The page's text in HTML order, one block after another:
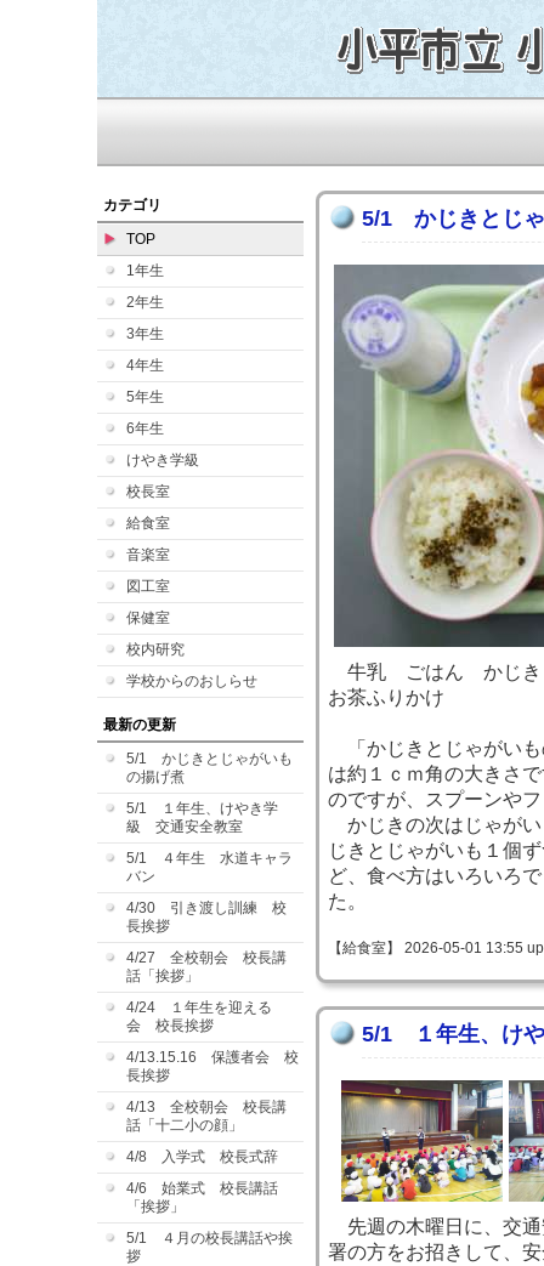
カテゴリ
TOP
1年生
2年生
3年生
4年生
5年生
6年生
けやき学級
校長室
給食室
音楽室
図工室
保健室
校内研究
学校からのおしらせ
最新の更新
5/1 かじきとじゃがいも
の揚げ煮
5/1 １年生、けやき学
級 交通安全教室
5/1 ４年生 水道キャラ
バン
4/30 引き渡し訓練 校
長挨拶
4/27 全校朝会 校長講
話「挨拶」
4/24 １年生を迎える
会 校長挨拶
4/13.15.16 保護者会 校
長挨拶
4/13 全校朝会 校長講
話「十二小の顔」
4/8 入学式 校長式辞
4/6 始業式 校長講話
「挨拶」
5/1 ４月の校長講話や挨
拶
5/1 かじきとじ
牛乳 ごはん かじき
お茶ふりかけ
「かじきとじゃがいも
は約１ｃｍ角の大きさ
のですが、スプーンや
かじきの次はじゃがい
じきとじゃがいも１個
ど、食べ方はいろいろ
た。
【給食室】 2026-05-01 13:55
5/1 １年生、け
先週の木曜日に、交通
署の方をお招きして、